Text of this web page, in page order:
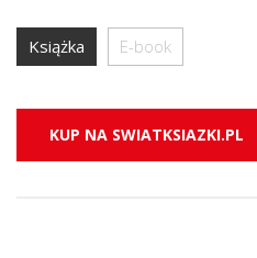
Książka E-book
KUP NA SWIATKSIAZKI.PL